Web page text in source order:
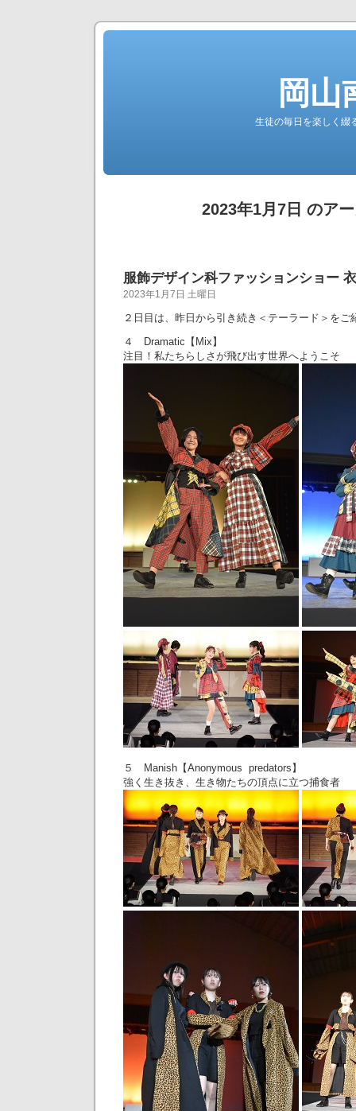
岡山
生徒の毎日を楽しく綴
2023年1月7日 のア
服飾デザイン科ファッションショー
2023年1月7日 土曜日
２日目は、昨日から引き続き＜テーラード＞をご
４ Dramatic【Mix】
注目！私たちらしさが飛び出す世界へようこそ
５ Manish【Anonymous predators】
強く生き抜き、生き物たちの頂点に立つ捕食者